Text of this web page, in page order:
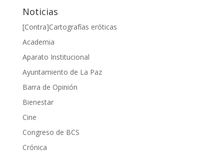
Noticias
[Contra]Cartografías eróticas
Academia
Aparato Institucional
Ayuntamiento de La Paz
Barra de Opinión
Bienestar
Cine
Congreso de BCS
Crónica